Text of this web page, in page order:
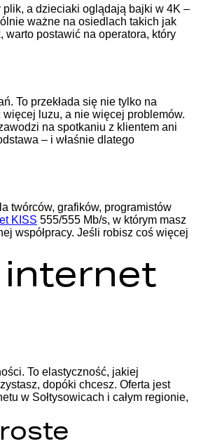
a dzieciaki oglądają bajki w 4K –
ważne na osiedlach takich jak
warto postawić na operatora, który
To przekłada się nie tylko na
luzu, a nie więcej problemów.
na spotkaniu z klientem ani
– i właśnie dlatego
twórców, grafików, programistów
KISS 555/555 Mb/s, w którym masz
współpracy. Jeśli robisz coś więcej
internet
To elastyczność, jakiej
dopóki chcesz. Oferta jest
w Sołtysowicach i całym regionie,